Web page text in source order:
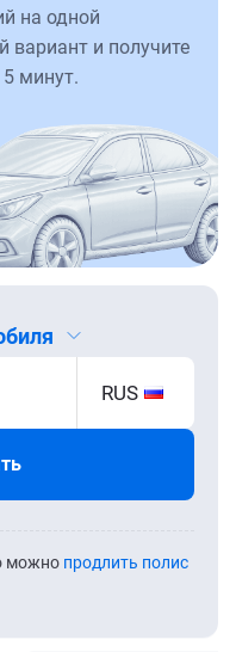
на одной
вариант и получите
минут.
RUS
можно продлить полис